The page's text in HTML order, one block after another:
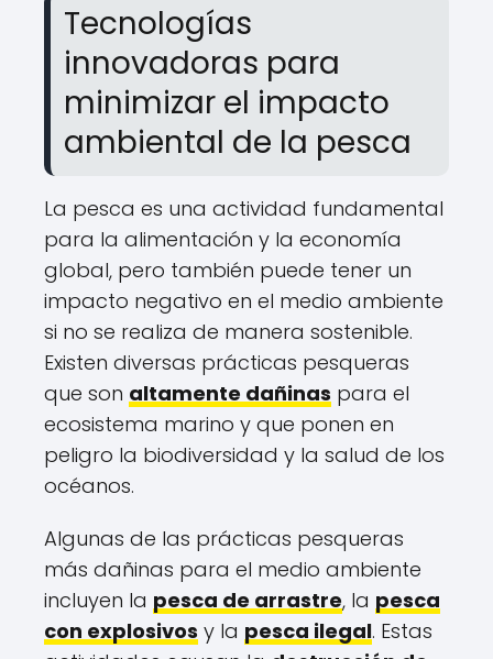
Tecnologías
innovadoras para
minimizar el impacto
ambiental de la pesca
La pesca es una actividad fundamental
para la alimentación y la economía
global, pero también puede tener un
impacto negativo en el medio ambiente
si no se realiza de manera sostenible.
Existen diversas prácticas pesqueras
que son altamente dañinas para el
ecosistema marino y que ponen en
peligro la biodiversidad y la salud de los
océanos.
Algunas de las prácticas pesqueras
más dañinas para el medio ambiente
incluyen la pesca de arrastre, la pesca
con explosivos y la pesca ilegal. Estas